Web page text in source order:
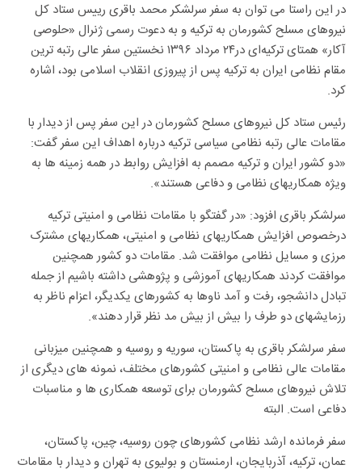
در این راستا می توان به سفر سرلشکر محمد باقری رییس ستاد کل
نیروهای مسلح کشورمان به ترکیه و به دعوت رسمی ژنرال «حلوصی
آکار» همتای ترکیه‌ای در۲۴ مرداد ۱۳۹۶ نخستین سفر عالی رتبه ترین
مقام نظامی ایران به ترکیه پس از پیروزی انقلاب اسلامی بود، اشاره
کرد.
رئیس ستاد کل نیروهای مسلح کشورمان در این سفر پس از دیدار با
مقامات عالی رتبه نظامی سیاسی ترکیه درباره اهداف این سفر گفت:
«دو کشور ایران و ترکیه مصمم به افزایش روابط در همه زمینه ها به
ویژه همکاریهای نظامی و دفاعی هستند».
سرلشکر باقری افزود: «در گفتگو با مقامات نظامی و امنیتی ترکیه
درخصوص افزایش همکاریهای نظامی و امنیتی، همکاریهای مشترک
مرزی و مسایل نظامی موافقت شد. مقامات دو کشور همچنین
موافقت کردند همکاریهای آموزشی و پژوهشی داشته باشیم از جمله
تبادل دانشجو، رفت و آمد ناوها به کشورهای یکدیگر، اعزام ناظر به
رزمایشهای دو طرف را بیش از بیش مد نظر قرار دهند».‌
سفر سرلشکر باقری به پاکستان، سوریه و روسیه و همچنین میزبانی
مقامات عالی نظامی و امنیتی کشورهای مختلف، نمونه های دیگری از
تلاش نیروهای مسلح کشورمان برای توسعه همکاری ها و مناسبات
دفاعی است. البته
سفر فرمانده ارشد نظامی کشورهای چون روسیه، چین، پاکستان،
عمان، ترکیه، آذربایجان، ارمنستان و بولیوی به تهران و دیدار با مقامات